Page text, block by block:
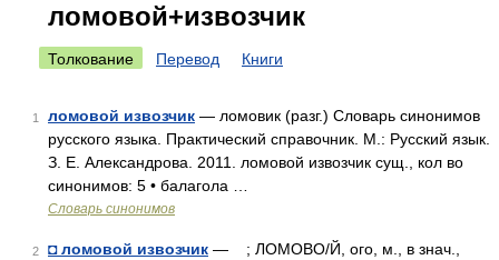
ломовой+извозчик
Толкование Перевод Книги
1 ломовой извозчик — ломовик (разг.) Словарь синонимов
русского языка. Практический справочник. М.: Русский язык.
З. Е. Александрова. 2011. ломовой извозчик сущ., кол во
синонимов: 5 • балагола …
Словарь синонимов
2 ◘ ломовой извозчик — ; ЛОМОВО/Й, ого, м., в знач.,